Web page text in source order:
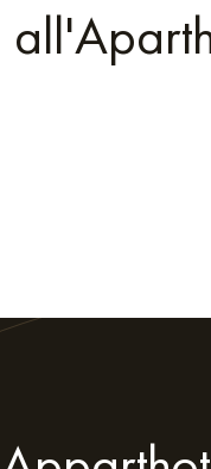
del Residence So
e un arredo
dispone di